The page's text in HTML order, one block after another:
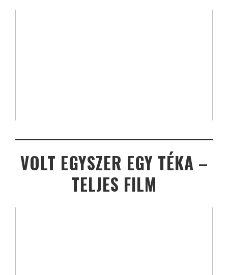
VOLT EGYSZER EGY TÉKA –
TELJES FILM